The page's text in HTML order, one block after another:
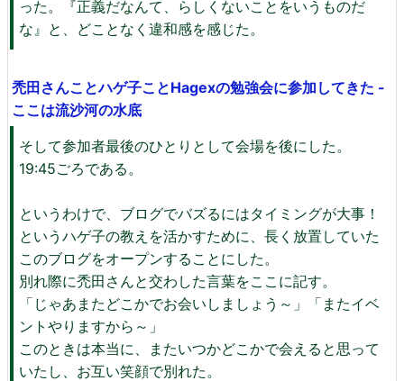
った。『正義だなんて、らしくないことをいうものだ
な』と、どことなく違和感を感じた。
禿田さんことハゲ子ことHagexの勉強会に参加してきた -
ここは流沙河の水底
そして参加者最後のひとりとして会場を後にした。
19:45ごろである。
というわけで、ブログでバズるにはタイミングが大事！
というハゲ子の教えを活かすために、長く放置していた
このブログをオープンすることにした。
別れ際に禿田さんと交わした言葉をここに記す。
「じゃあまたどこかでお会いしましょう～」「またイベ
ントやりますから～」
このときは本当に、またいつかどこかで会えると思って
いたし、お互い笑顔で別れた。